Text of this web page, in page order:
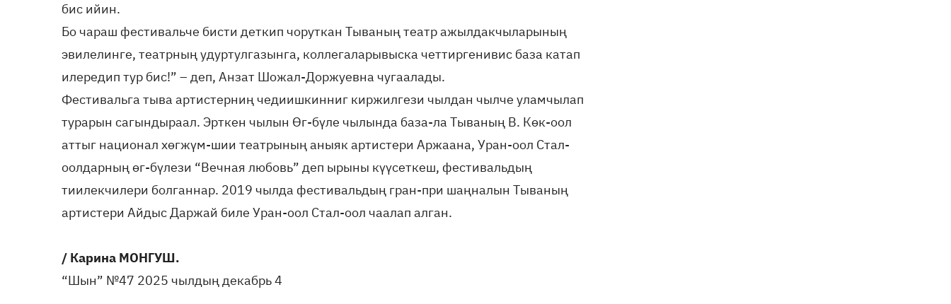
бис ийин.
Бо чараш фестивальче бисти деткип чоруткан Тываның театр ажылдакчыларының
эвилелинге, театрның удуртулгазынга, коллегаларывыска четтиргенивис база катап
илередип тур бис!” – деп, Анзат Шожал-Доржуевна чугаалады.
Фестивальга тыва артистерниң чедиишкинниг киржилгези чылдан чылче уламчылап
турарын сагындыраал. Эрткен чылын Өг-бүле чылында база-ла Тываның В. Көк-оол
аттыг национал хөгжүм-шии театрының аныяк артистери Аржаана, Уран-оол Стал-
оолдарның өг-бүлези “Вечная любовь” деп ырыны күүсеткеш, фестивальдың
тиилекчилери болганнар. 2019 чылда фестивальдың гран-при шаңналын Тываның
артистери Айдыс Даржай биле Уран-оол Стал-оол чаалап алган.
/ Карина МОНГУШ.
“Шын” №47 2025 чылдың декабрь 4